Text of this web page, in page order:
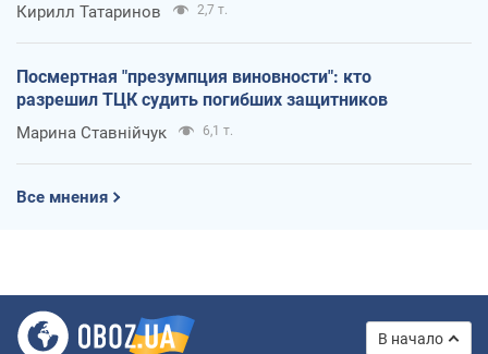
Кирилл Татаринов 2,7 т.
Посмертная "презумпция виновности": кто
разрешил ТЦК судить погибших защитников
Марина Ставнійчук 6,1 т.
Все мнения
В начало